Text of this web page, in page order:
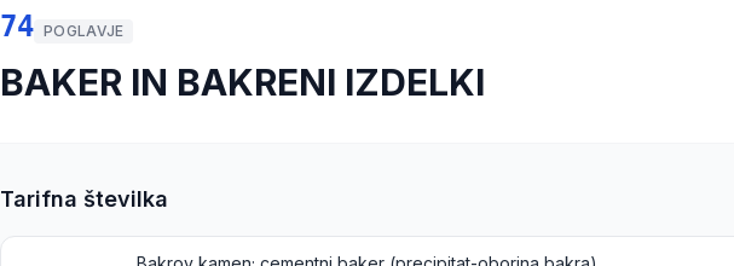
74 POGLAVJE
BAKER IN BAKRENI IZDELKI
Tarifna številka